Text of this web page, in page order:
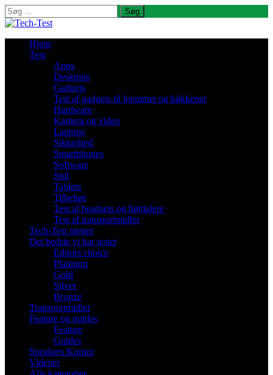
Søg
efter:
Hjem
Test
Apps
Desktops
Gadgets
Test af gadgets til hjemmet og køkkenet
Hardware
Kamera og video
Laptops
Sikkerhed
Smartphones
Software
Spil
Tablets
Tilbehør
Test af headsets og højttalere
Test af transportmidler
Tech-Test mener
Det bedste vi har testet
Editors choice
Platinum
Gold
Silver
Bronze
Transportmidler
Feature og guides
Feature
Guides
Speakers Korner
Videoer